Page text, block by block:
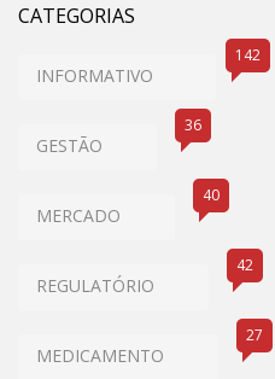
CATEGORIAS
INFORMATIVO
142
GESTÃO
36
MERCADO
40
REGULATÓRIO
42
MEDICAMENTO
27